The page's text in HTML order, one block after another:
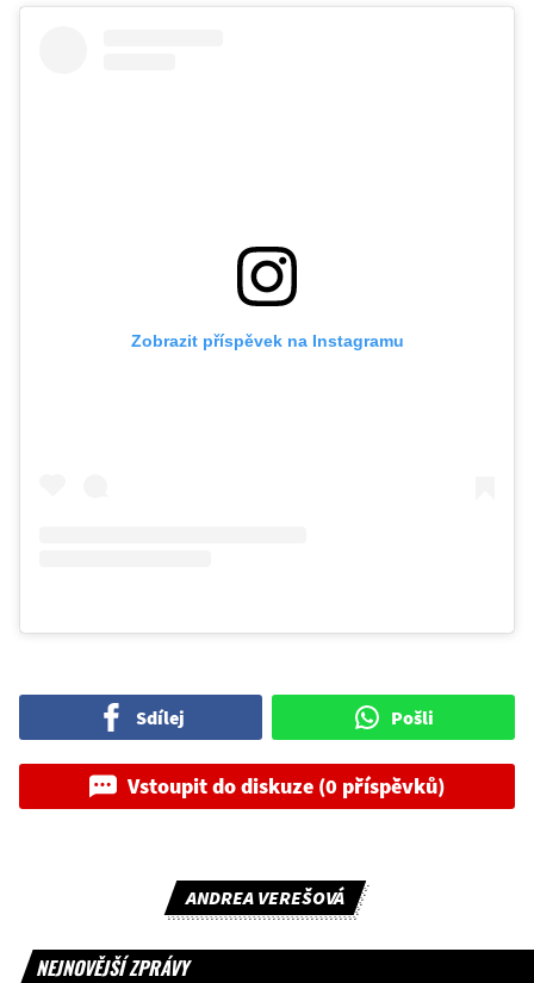
Zobrazit příspěvek na Instagramu
Sdílej Pošli
Vstoupit do diskuze (0 příspěvků)
ANDREA VEREŠOVÁ
NEJNOVĚJŠÍ ZPRÁVY